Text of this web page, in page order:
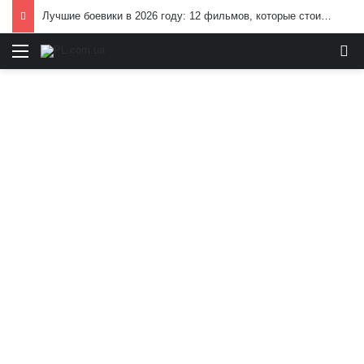
Лучшие боевики в 2026 году: 12 фильмов, которые стоит посмотреть
Меню